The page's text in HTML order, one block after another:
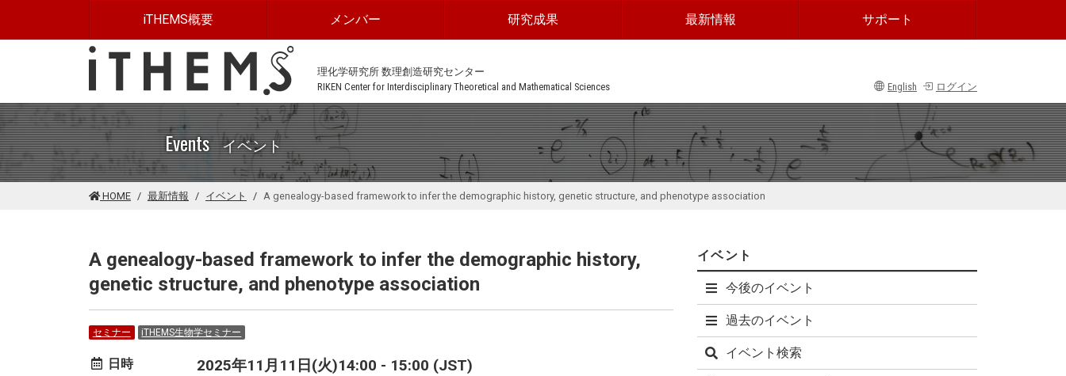
iTHEMS概要 メンバー 研究成果 最新情報 サポート
理化学研究所 数理創造研究センター
RIKEN Center for Interdisciplinary Theoretical and Mathematical Sciences
English ログイン
Events イベント
HOME 最新情報 イベント A genealogy-based framework to infer the demographic history, genetic structure, and phenotype association
A genealogy-based framework to infer the demographic history,
genetic structure, and phenotype association
セミナー iTHEMS生物学セミナー
日時 2025年11月11日(火)14:00 - 15:00 (JST)
イベント
今後のイベント
過去のイベント
イベント検索